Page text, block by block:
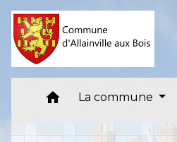
home La commune